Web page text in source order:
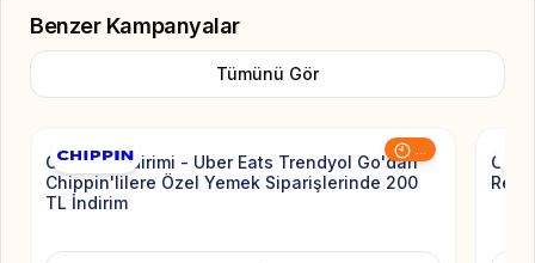
Benzer Kampanyalar
Tümünü Gör
...
Add to
Chippin İndirimi - Uber Eats Trendyol Go'dan
Chippin'lilere Özel Yemek Siparişlerinde 200
TL İndirim